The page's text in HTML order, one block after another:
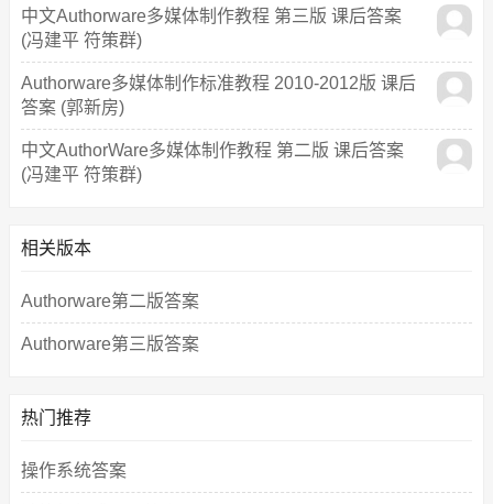
中文Authorware多媒体制作教程 第三版 课后答案
(冯建平 符策群)
Authorware多媒体制作标准教程 2010-2012版 课后
答案 (郭新房)
中文AuthorWare多媒体制作教程 第二版 课后答案
(冯建平 符策群)
相关版本
Authorware第二版答案
Authorware第三版答案
热门推荐
操作系统答案